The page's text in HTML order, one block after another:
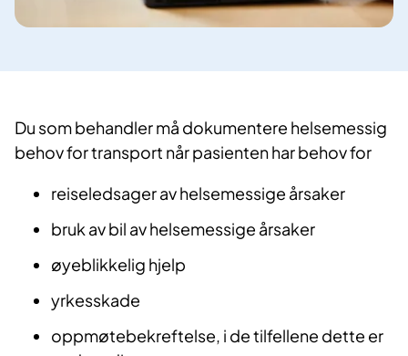
Du som behandler må dokumentere helsemessig
behov for transport når pasienten har behov for
reiseledsager av helsemessige årsaker
bruk av bil av helsemessige årsaker
øyeblikkelig hjelp
yrkesskade
oppmøtebekreftelse, i de tilfellene dette er